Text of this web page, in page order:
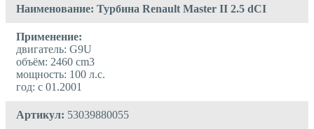
Наименование: Турбина Renault Master II 2.5 dCI
Применение:
двигатель: G9U
объём: 2460 cm3
мощность: 100 л.с.
год: с 01.2001
Артикул: 53039880055